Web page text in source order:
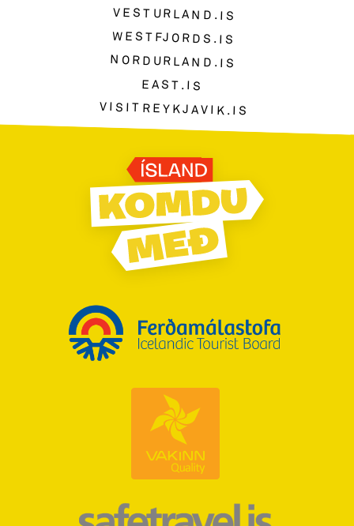
VESTURLAND.IS
WESTFJORDS.IS
NORDURLAND.IS
EAST.IS
VISITREYKJAVIK.IS